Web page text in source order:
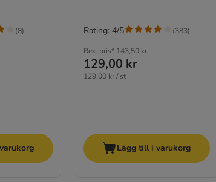
(8)
Rek. pris* 143,50 kr
129,00 kr
129,00 kr / st
Rating: 4/5 (383)
Lägg till i varukorg